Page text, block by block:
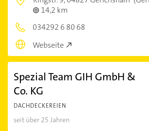
14,2 km
034292 6 80 68
Webseite
Spezial Team GIH GmbH &
Co. KG
DACHDECKEREIEN
seit über 25 Jahren